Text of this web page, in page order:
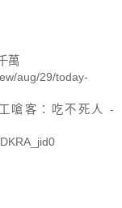
萬
aug/29/today-
嗆客：吃不死人 -